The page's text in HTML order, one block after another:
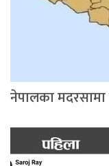
नेपालका